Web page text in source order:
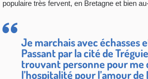
populaire très fervent, en Bretagne et bien
Je marchais avec échasses
Passant par la cité de
trouvant personne pour me
l’hospitalité pour l’amour de